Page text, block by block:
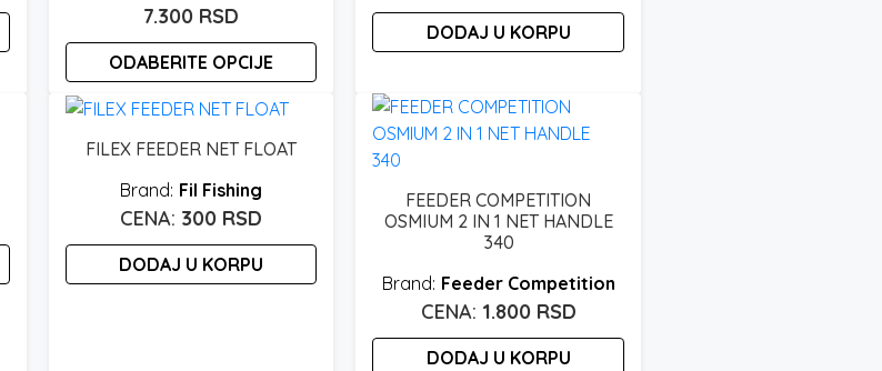
7.300 RSDRaspon
cena:
od
5.800 rsd
ODABERITE OPCIJE
Ovaj
ima
varijanti.
biti
DODAJ U KORPU
FILEX FEEDER NET FLOAT
Fil Fishing
300 RSD
DODAJ U KORPU
FEEDER COMPETITION
OSMIUM 2 IN 1 NET HANDLE
340
Feeder Competition
1.800 RSD
DODAJ U KORPU